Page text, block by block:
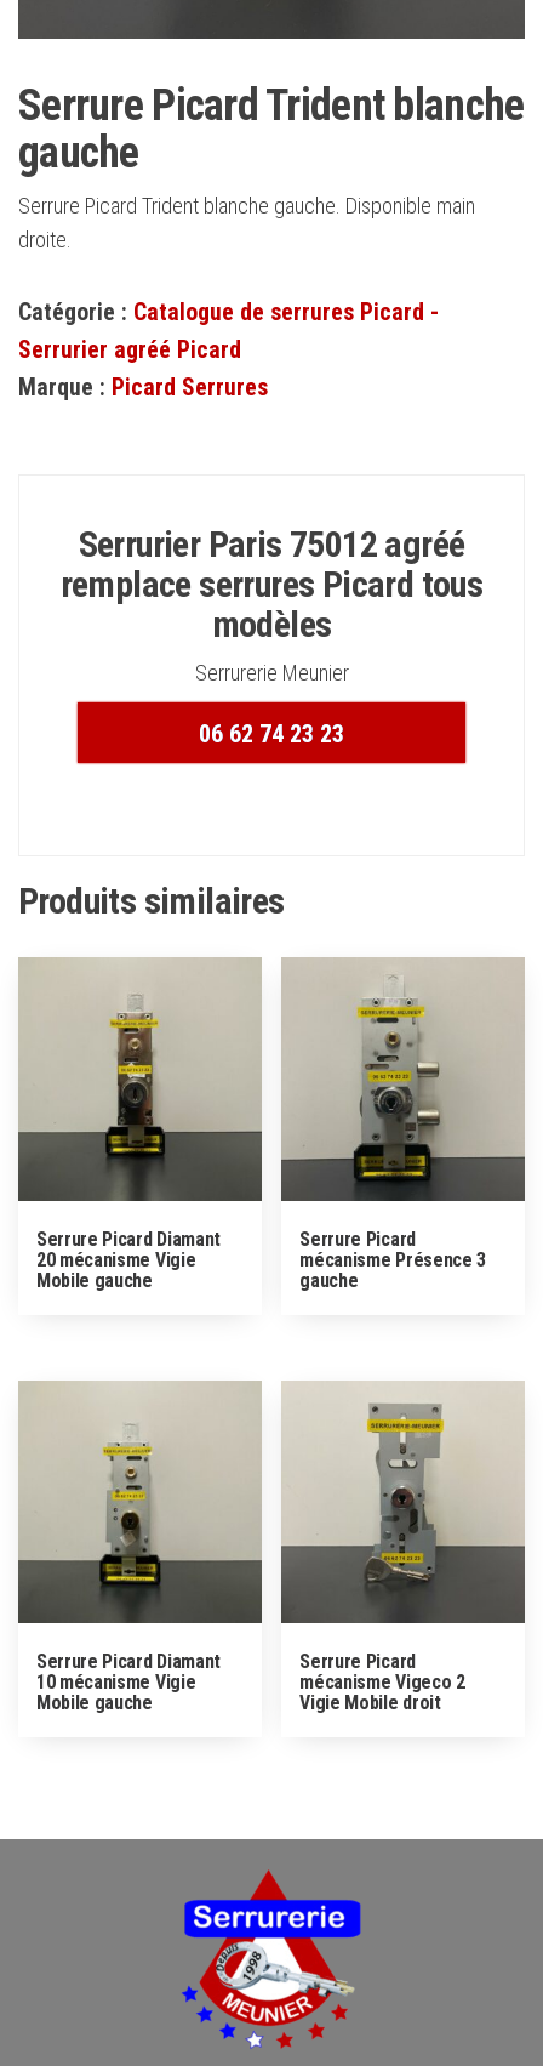
Serrure Picard Trident blanche
gauche
Serrure Picard Trident blanche gauche. Disponible main
droite.
Catégorie : Catalogue de serrures Picard -
Serrurier agréé Picard
Marque : Picard Serrures
Serrurier Paris 75012 agréé
remplace serrures Picard tous
modèles
Serrurerie Meunier
06 62 74 23 23
Produits similaires
Serrure Picard Diamant
20 mécanisme Vigie
Mobile gauche
Serrure Picard
mécanisme Présence 3
gauche
Serrure Picard Diamant
10 mécanisme Vigie
Mobile gauche
Serrure Picard
mécanisme Vigeco 2
Vigie Mobile droit